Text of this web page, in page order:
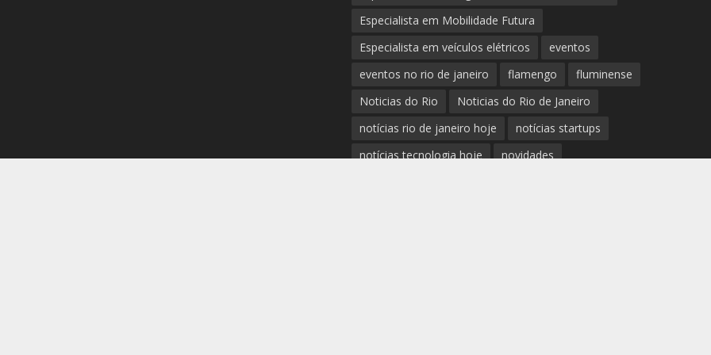
Especialista em Mobilidade Futura
Especialista em veículos elétricos
eventos
eventos no rio de janeiro
flamengo
fluminense
Noticias do Rio
Noticias do Rio de Janeiro
notícias rio de janeiro hoje
notícias startups
notícias tecnologia hoje
novidades